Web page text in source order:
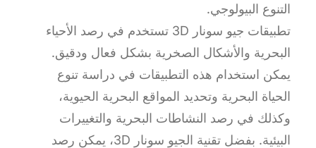
التنوع البيولوجي.
تطبيقات جيو سونار 3D تستخدم في رصد الأحياء
البحرية والأشكال الصخرية بشكل فعال ودقيق.
يمكن استخدام هذه التطبيقات في دراسة تنوع
الحياة البحرية وتحديد المواقع البحرية الحيوية،
وكذلك في رصد النشاطات البحرية والتغييرات
البيئية. بفضل تقنية الجيو سونار 3D، يمكن رصد